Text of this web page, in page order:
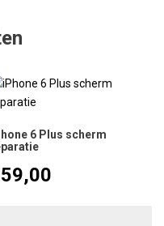
6 Plus scherm
59,00